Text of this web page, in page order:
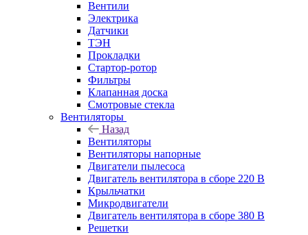
Вентили
Электрика
Датчики
ТЭН
Прокладки
Стартор-ротор
Фильтры
Клапанная доска
Смотровые стекла
Вентиляторы
Назад
Вентиляторы
Вентиляторы напорные
Двигатели пылесоса
Двигатель вентилятора в сборе 220 В
Крыльчатки
Микродвигатели
Двигатель вентилятора в сборе 380 В
Решетки